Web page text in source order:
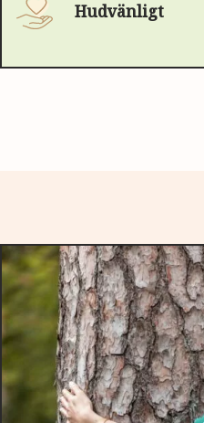
Hudvänligt